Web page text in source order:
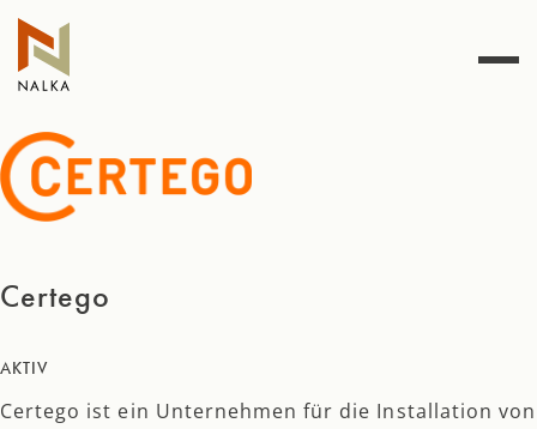
Zum
Inhalt
springen
Certego
AKTIV
Certego ist ein Unternehmen für die Installation von